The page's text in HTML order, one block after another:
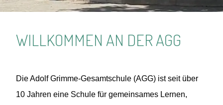
WILLKOMMEN AN DER AGG
Die Adolf Grimme-Gesamtschule (AGG) ist seit über
10 Jahren eine Schule für gemeinsames Lernen,